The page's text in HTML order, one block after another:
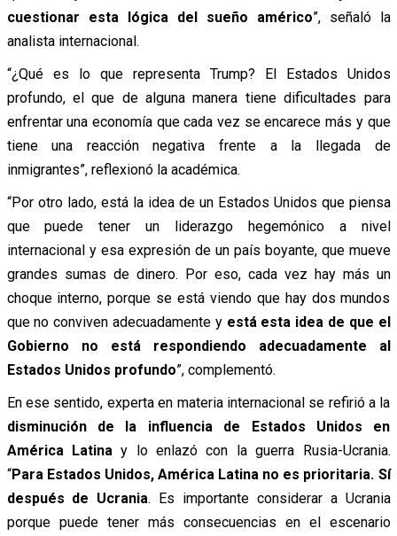
cuestionar esta lógica del sueño américo”, señaló la
analista internacional.
“¿Qué es lo que representa Trump? El Estados Unidos
profundo, el que de alguna manera tiene dificultades para
enfrentar una economía que cada vez se encarece más y que
tiene una reacción negativa frente a la llegada de
inmigrantes”, reflexionó la académica.
“Por otro lado, está la idea de un Estados Unidos que piensa
que puede tener un liderazgo hegemónico a nivel
internacional y esa expresión de un país boyante, que mueve
grandes sumas de dinero. Por eso, cada vez hay más un
choque interno, porque se está viendo que hay dos mundos
que no conviven adecuadamente yestá esta idea de que el
Gobierno no está respondiendo adecuadamente al
Estados Unidos profundo”, complementó.
En ese sentido, experta en materia internacional se refirió a la
disminución de la influencia de Estados Unidos en
América Latina y lo enlazó con la guerra Rusia-Ucrania.
“Para Estados Unidos, América Latina no es prioritaria. Sí
después de Ucrania. Es importante considerar a Ucrania
porque puede tener más consecuencias en el escenario